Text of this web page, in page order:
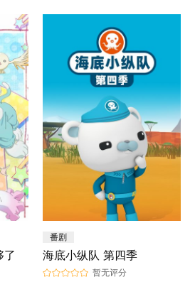
了
番剧
海底小纵队 第四季
暂无评分